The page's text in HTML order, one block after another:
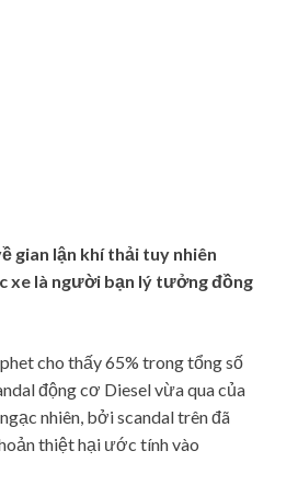
gian lận khí thải tuy nhiên
xe là người bạn lý tưởng đồng
cho thấy 65% trong tổng số
động cơ Diesel vừa qua của
nhiên, bởi scandal trên đã
thiệt hại ước tính vào